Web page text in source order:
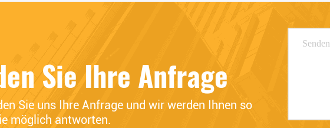
Sie Ihre Anfrage
Sie uns Ihre Anfrage und wir werden Ihnen so
möglich antworten.